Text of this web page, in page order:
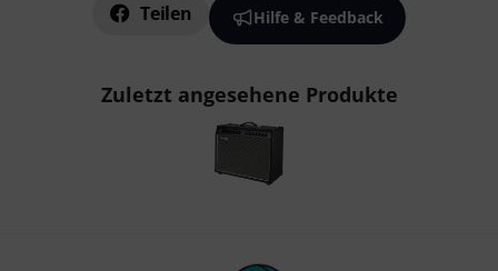
Teilen Hilfe & Feedback
Zuletzt angesehene Produkte